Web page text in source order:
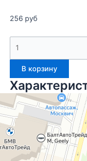
256 руб
В корзину